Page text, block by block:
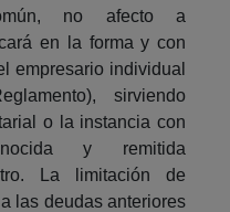
no afecto a
en la forma y con
empresario individual
sirviendo
o la instancia con
y remitida
La limitación de
las deudas anteriores